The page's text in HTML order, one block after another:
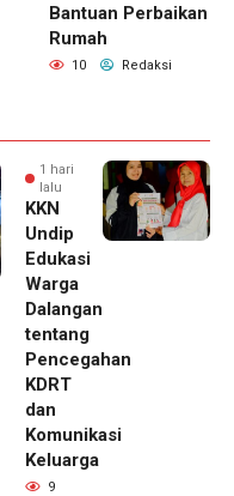
Bantuan Perbaikan
Rumah
10 Redaksi
1 hari
lalu
KKN
Undip
Edukasi
Warga
Dalangan
tentang
Pencegahan
KDRT
dan
Komunikasi
Keluarga
9